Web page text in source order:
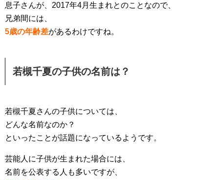
息子さんが、2017年4月生まれとのことなので、
兄弟間には、
5歳の年齢差があるわけですね。
若槻千夏の子供の名前は？
若槻千夏さんの子供については、
どんな名前なのか？
といったことが話題になっているようです。
芸能人に子供が生まれた場合には、
名前を公表する人も多いですが、